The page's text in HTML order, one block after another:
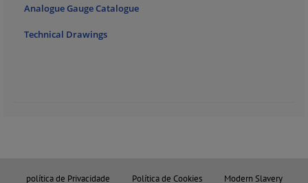
Analogue Gauge Catalogue
Technical Drawings
política de Privacidade Política de Cookies Modern Slavery